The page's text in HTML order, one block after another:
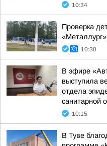
10:34
Проверка
10:30
В эфире
выступила
отдела
санитарной
10:15
В Туве